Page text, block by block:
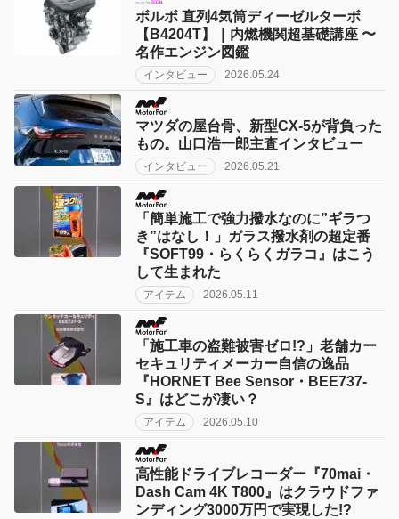
ボルボ 直列4気筒ディーゼルターボ
【B4204T】｜内燃機関超基礎講座 〜
名作エンジン図鑑
インタビュー 2026.05.24
マツダの屋台骨、新型CX-5が背負った
もの。山口浩一郎主査インタビュー
インタビュー 2026.05.21
「簡単施工で強力撥水なのに”ギラつ
き”はなし！」ガラス撥水剤の超定番
『SOFT99・らくらくガラコ』はこう
して生まれた
アイテム 2026.05.11
「施工車の盗難被害ゼロ!?」老舗カー
セキュリティメーカー自信の逸品
『HORNET Bee Sensor・BEE737-
S』はどこが凄い？
アイテム 2026.05.10
高性能ドライブレコーダー『70mai・
Dash Cam 4K T800』はクラウドファ
ンディング3000万円で実現した!?